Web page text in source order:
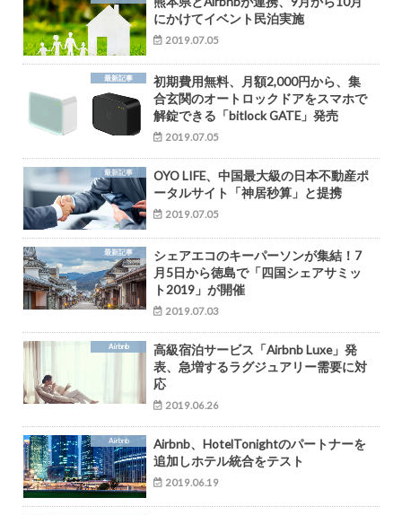
にかけてイベント民泊実施
2019.07.05
最新記事
初期費用無料、月額2,000円から、集
合玄関のオートロックドアをスマホで
解錠できる「bitlock GATE」発売
2019.07.05
最新記事
OYO LIFE、中国最大級の日本不動産ポ
ータルサイト「神居秒算」と提携
2019.07.05
最新記事
シェアエコのキーパーソンが集結！7
月5日から徳島で「四国シェアサミッ
ト2019」が開催
2019.07.03
Airbnb
高級宿泊サービス「Airbnb Luxe」発
表、急増するラグジュアリー需要に対
応
2019.06.26
Airbnb
Airbnb、HotelTonightのパートナーを
追加しホテル統合をテスト
2019.06.19